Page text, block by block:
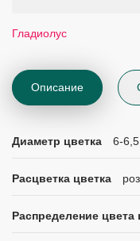
Гладиолус
Описание
Диаметр цветка 6-
Расцветка цветка
Распределение цвета